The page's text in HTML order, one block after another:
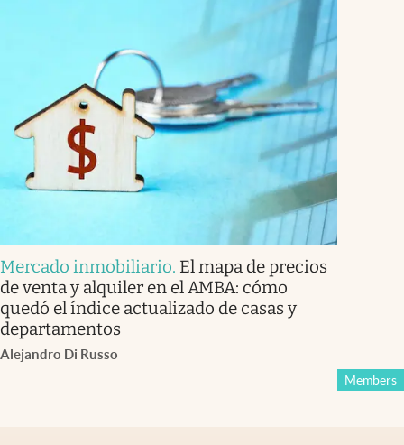
Mercado inmobiliario. El mapa de precios
de venta y alquiler en el AMBA: cómo
quedó el índice actualizado de casas y
departamentos
Alejandro Di Russo
Members